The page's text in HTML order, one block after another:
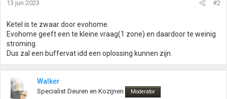
13 jun 2023 #2
Ketel is te zwaar door evohome.
Evohome geeft een te kleine vraag(1 zone) en daardoor te weinig
stroming.
Dus zal een buffervat idd een oplossing kunnen zijn.
Walker
Specialist Deuren en Kozijnen Moderator